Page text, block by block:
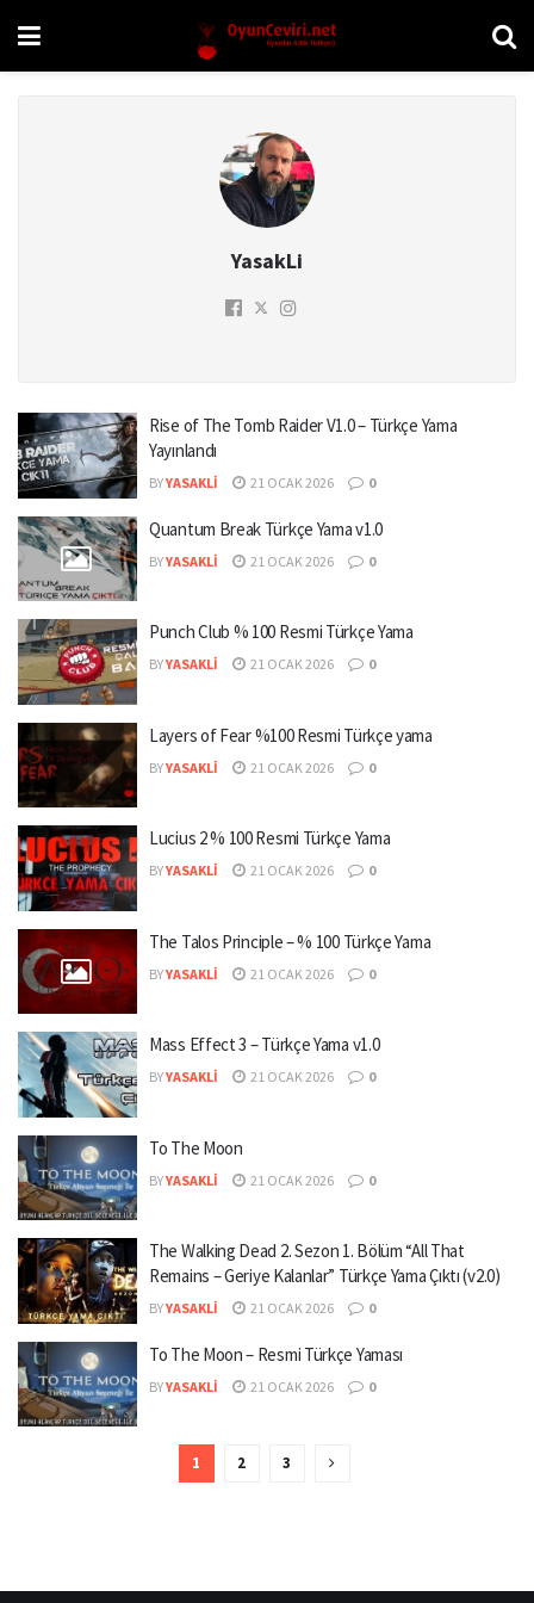
YasakLi
Rise of The Tomb Raider V1.0 – Türkçe Yama
Yayınlandı
BYYASAKLI 21 OCAK 2026 0
Quantum Break Türkçe Yama v1.0
BYYASAKLI 21 OCAK 2026 0
Punch Club % 100 Resmi Türkçe Yama
BYYASAKLI 21 OCAK 2026 0
Layers of Fear %100 Resmi Türkçe yama
BYYASAKLI 21 OCAK 2026 0
Lucius 2 % 100 Resmi Türkçe Yama
BYYASAKLI 21 OCAK 2026 0
The Talos Principle – % 100 Türkçe Yama
BYYASAKLI 21 OCAK 2026 0
Mass Effect 3 – Türkçe Yama v1.0
BYYASAKLI 21 OCAK 2026 0
To The Moon
BYYASAKLI 21 OCAK 2026 0
The Walking Dead 2. Sezon 1. Bölüm “All That
Remains – Geriye Kalanlar” Türkçe Yama Çıktı (v2.0)
BYYASAKLI 21 OCAK 2026 0
To The Moon – Resmi Türkçe Yaması
BYYASAKLI 21 OCAK 2026 0
1 2 3